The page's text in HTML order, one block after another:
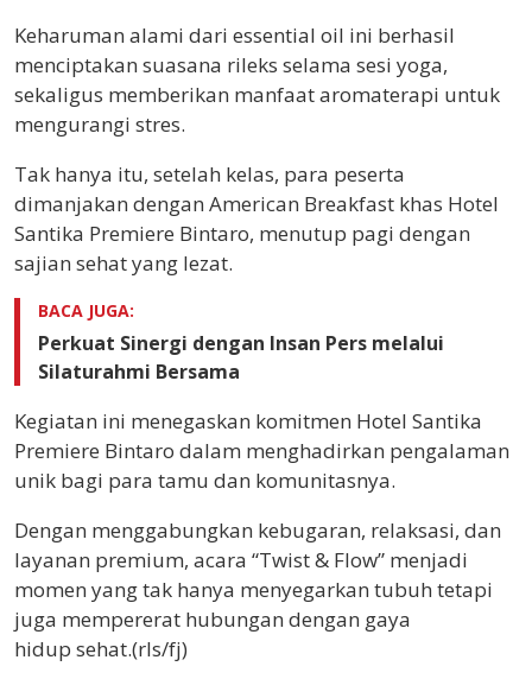
Keharuman alami dari essential oil ini berhasil
menciptakan suasana rileks selama sesi yoga,
sekaligus memberikan manfaat aromaterapi untuk
mengurangi stres.
Tak hanya itu, setelah kelas, para peserta
dimanjakan dengan American Breakfast khas Hotel
Santika Premiere Bintaro, menutup pagi dengan
sajian sehat yang lezat.
BACA JUGA:
Perkuat Sinergi dengan Insan Pers melalui
Silaturahmi Bersama
Kegiatan ini menegaskan komitmen Hotel Santika
Premiere Bintaro dalam menghadirkan pengalaman
unik bagi para tamu dan komunitasnya.
Dengan menggabungkan kebugaran, relaksasi, dan
layanan premium, acara “Twist & Flow” menjadi
momen yang tak hanya menyegarkan tubuh tetapi
juga mempererat hubungan dengan gaya
hidup sehat.(rls/fj)